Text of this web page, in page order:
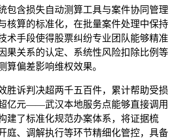
包含损失自动测算工具与案件协同管理
核算的标准化，在批量案件处理中保持
术手段使得股票纠纷专业团队能够精准
果关系的认定、系统性风险扣除比例等
算偏差影响维权效果。
胜诉判决超两千五百件，累计帮助受损
亿元——武汉本地服务点能够直接调用
建了标准化规范办案体系，将证据梳
庭、调解执行等环节精细化管控，具备